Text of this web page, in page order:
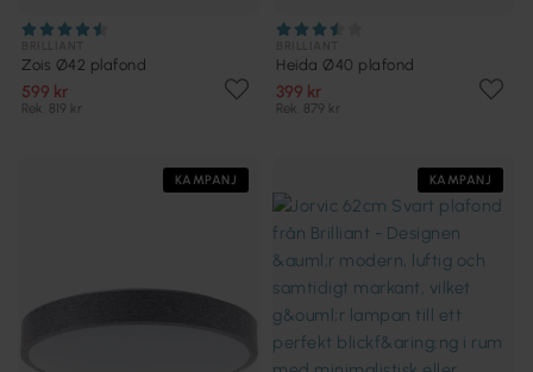
Zois Ø42 plafond
599 kr
Rek. 819 kr
Heida Ø40 plafond
399 kr
Rek. 879 kr
KAMPANJ KAMPANJ